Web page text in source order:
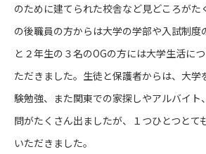
のために建てられた校舎など見どころがた
の後職員の方からは大学の学部や入試制度
と２年生の３名のOGの方には大学生活に
ただきました。生徒と保護者からは、大学
験勉強、また関東での家探しやアルバイト
問がたくさん出ましたが、１つひとつとて
いただきました。